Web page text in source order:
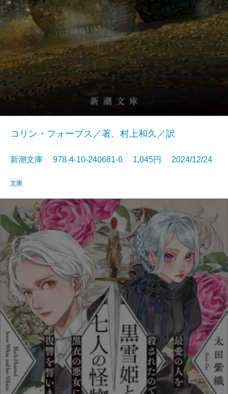
コリン・フォーブス／著、村上和久／訳
新潮文庫 978-4-10-240681-6 1,045円 2024/12/24
文庫